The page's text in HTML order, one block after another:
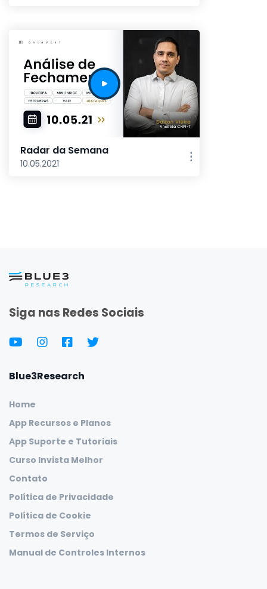
Radar da Semana
10.05.2021
Siga nas Redes Sociais
Blue3Research
Home
App Recursos e Planos
App Suporte e Tutoriais
Curso Invista Melhor
Contato
Política de Privacidade
Política de Cookie
Termos de Serviço
Manual de Controles Internos